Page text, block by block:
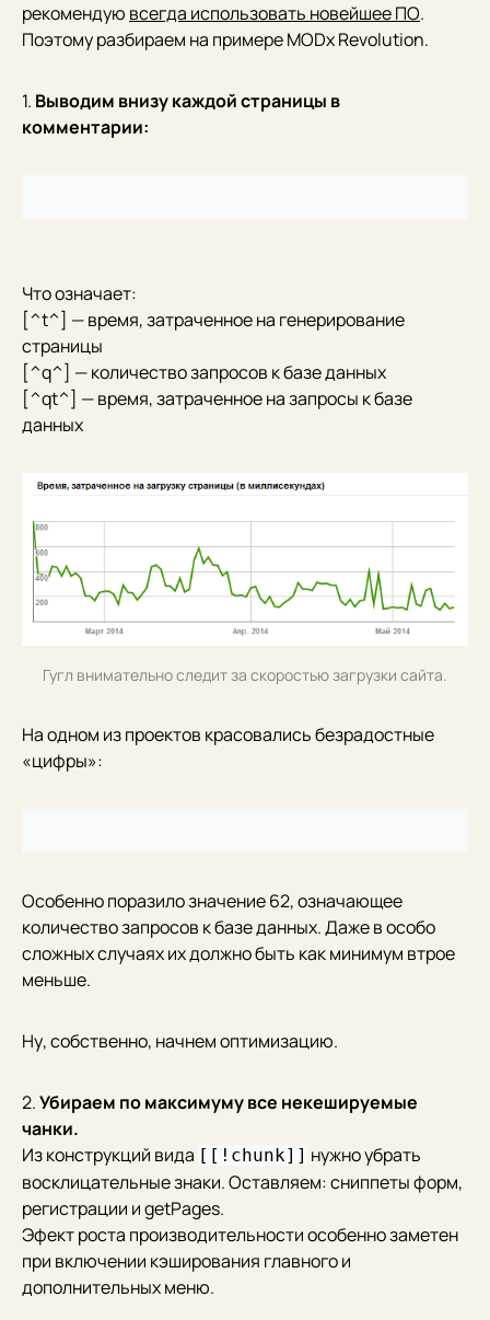
рекомендую всегда использовать новейшее ПО.
Поэтому разбираем на примере MODx Revolution.
1. Выводим внизу каждой страницы в
комментарии:
Что означает:
[^t^] — время, затраченное на генерирование
страницы
[^q^] — количество запросов к базе данных
[^qt^] — время, затраченное на запросы к базе
данных
Гугл внимательно следит за скоростью загрузки сайта.
На одном из проектов красовались безрадостные
«цифры»:
Особенно поразило значение 62, означающее
количество запросов к базе данных. Даже в особо
сложных случаях их должно быть как минимум втрое
меньше.
Ну, собственно, начнем оптимизацию.
2.Убираем по максимуму все некешируемые
чанки.
Из конструкций вида [[!chunk]] нужно убрать
восклицательные знаки. Оставляем: сниппеты форм,
регистрации и getPages.
Эфект роста производительности особенно заметен
при включении кэширования главного и
дополнительных меню.